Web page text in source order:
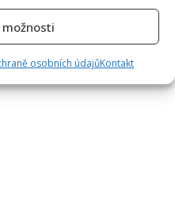
osobních údajůKontakt